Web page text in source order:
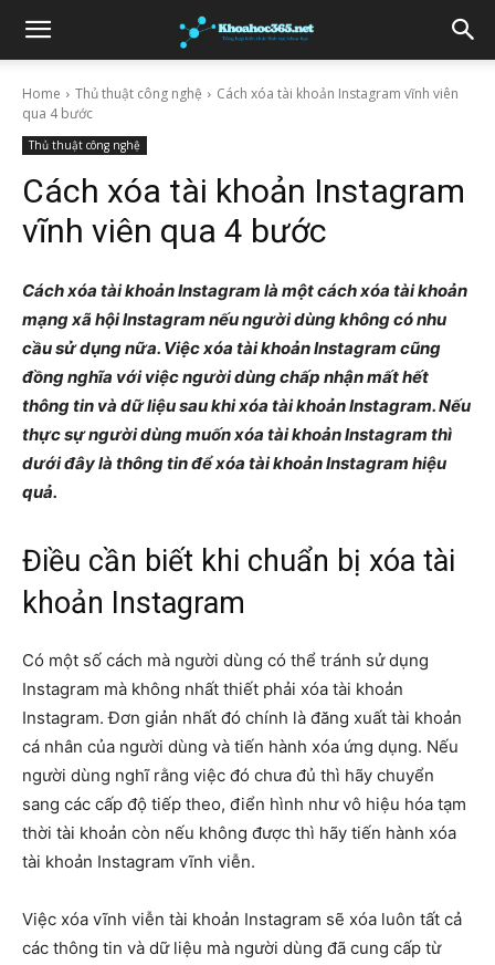
Home Thủ thuật công nghệ
Cách xóa tài khoản Instagram vĩnh viên
qua 4 bước
Thủ thuật công nghệ
Cách xóa tài khoản Instagram
vĩnh viên qua 4 bước
Cách xóa tài khoản Instagram là một cách xóa tài khoản
mạng xã hội Instagram nếu người dùng không có nhu
cầu sử dụng nữa. Việc xóa tài khoản Instagram cũng
đồng nghĩa với việc người dùng chấp nhận mất hết
thông tin và dữ liệu sau khi xóa tài khoản Instagram. Nếu
thực sự người dùng muốn xóa tài khoản Instagram thì
dưới đây là thông tin để xóa tài khoản Instagram hiệu
quả.
Điều cần biết khi chuẩn bị xóa tài
khoản Instagram
Có một số cách mà người dùng có thể tránh sử dụng
Instagram mà không nhất thiết phải xóa tài khoản
Instagram. Đơn giản nhất đó chính là đăng xuất tài khoản
cá nhân của người dùng và tiến hành xóa ứng dụng. Nếu
người dùng nghĩ rằng việc đó chưa đủ thì hãy chuyển
sang các cấp độ tiếp theo, điển hình như vô hiệu hóa tạm
thời tài khoản còn nếu không được thì hãy tiến hành xóa
tài khoản Instagram vĩnh viễn.
Việc xóa vĩnh viễn tài khoản Instagram sẽ xóa luôn tất cả
các thông tin và dữ liệu mà người dùng đã cung cấp từ